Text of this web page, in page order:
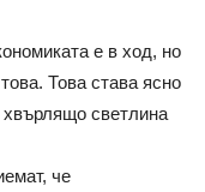
е в ход, но
Това става ясно
хвърлящо светлина
че